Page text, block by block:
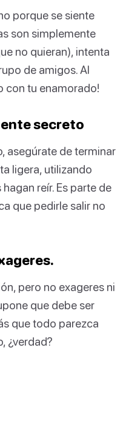
porque se siente
son simplemente
no quieran), intenta
de amigos. Al
con tu enamorado!
secreto
asegúrate de terminar
ligera, utilizando
reír. Es parte de
que pedirle salir no
pero no exageres ni
que debe ser
que todo parezca
¿verdad?